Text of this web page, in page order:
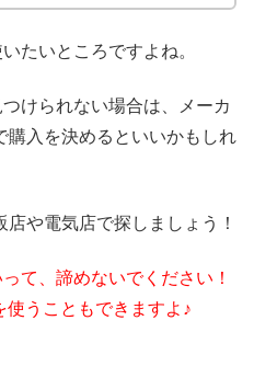
たいところですよね。
けられない場合は、メーカ
購入を決めるといいかもしれ
や電気店で探しましょう！
て、諦めないでください！
うこともできますよ♪